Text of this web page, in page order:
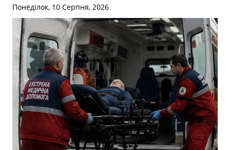
Понеділок, 10 Серпня, 2026